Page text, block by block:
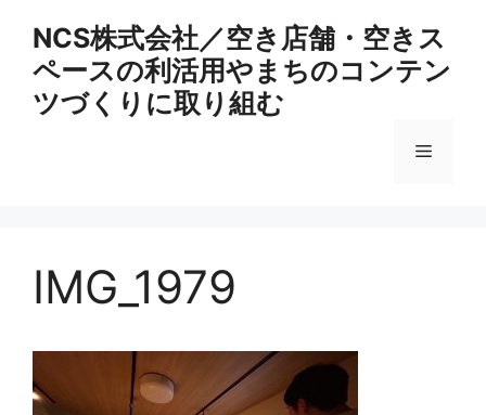
NCS株式会社／空き店舗・空きス
ペースの利活用やまちのコンテン
ツづくりに取り組む
メ
IMG_1979